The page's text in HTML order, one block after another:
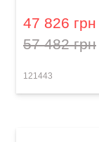
47 826 грн
57 482 грн
121443